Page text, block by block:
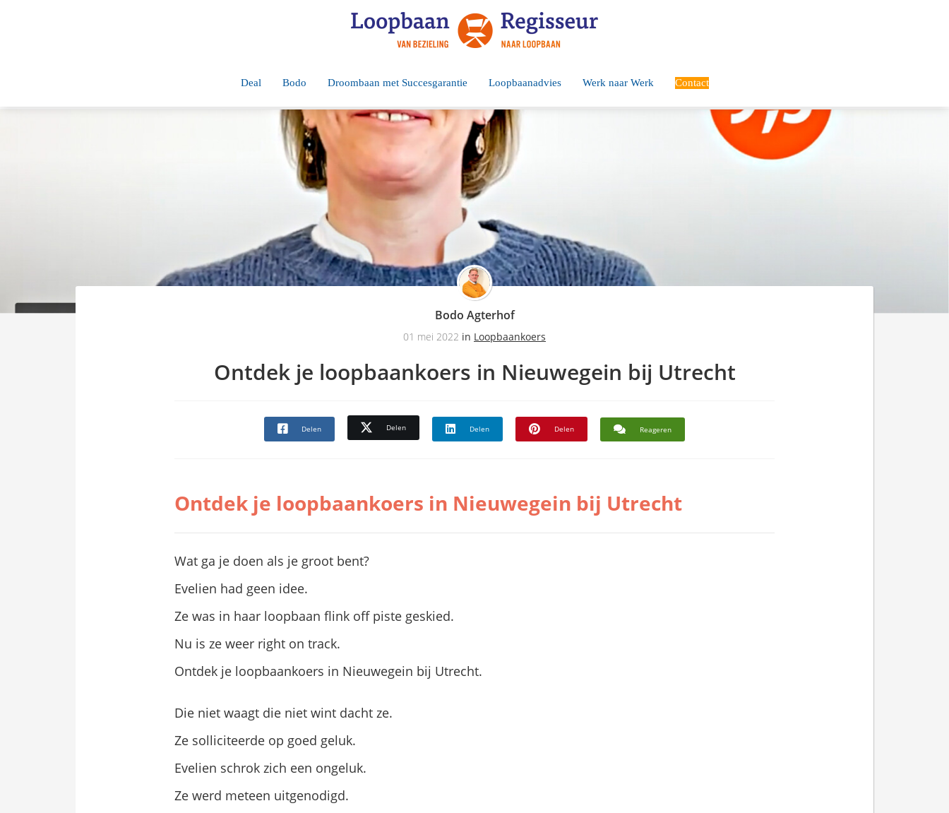
Deal Bodo Droombaan met Succesgarantie Loopbaanadvies Werk naar Werk Contact
Bodo Agterhof
01 mei 2022 in Loopbaankoers
Ontdek je loopbaankoers in Nieuwegein bij Utrecht
Delen Delen Delen Delen Reageren
Ontdek je loopbaankoers in Nieuwegein bij Utrecht
Wat ga je doen als je groot bent?
Evelien had geen idee.
Ze was in haar loopbaan flink off piste geskied.
Nu is ze weer right on track.
Ontdek je loopbaankoers in Nieuwegein bij Utrecht.
Die niet waagt die niet wint dacht ze.
Ze solliciteerde op goed geluk.
Evelien schrok zich een ongeluk.
Ze werd meteen uitgenodigd.